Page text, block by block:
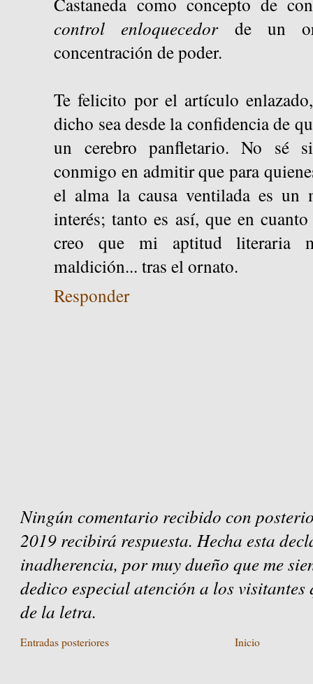
control enloquecedorde un
concentración de poder.
Te felicito por el artículo
dicho sea desde la confidencia de
un cerebro panfletario. No sé
conmigo en admitir que para
el alma la causa ventilada es un
interés; tanto es así, que en
creo que mi aptitud literaria
maldición... tras el ornato.
Responder
Ningún comentario recibido con
2019 recibirá respuesta. Hecha esta
inadherencia, por muy dueño que me
dedico especial atención a los
de la letra.
Entradas posteriores Inicio